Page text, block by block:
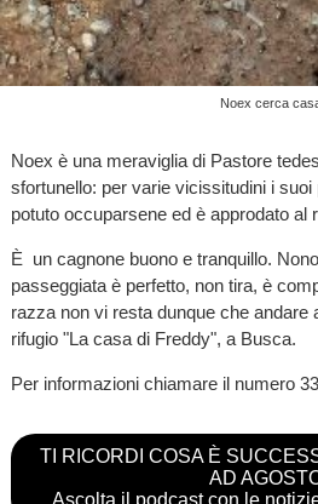
Noex cerca
Noex è una meraviglia di Pastore
sfortunello: per varie vicissitudini i suoi
potuto occuparsene ed è approdato al
È un cagnone buono e tranquillo.
passeggiata è perfetto, non tira, è
razza non vi resta dunque che andare
rifugio "La casa di Freddy", a Busca.
Per informazioni chiamare il numero
TI RICORDI COSA È
AD